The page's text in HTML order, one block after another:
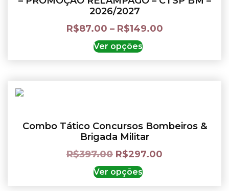
2026/2027
R$87.00 – R$149.00
Ver opções
Combo Tático Concursos Bombeiros &
Brigada Militar
R$397.00 R$297.00
Ver opções